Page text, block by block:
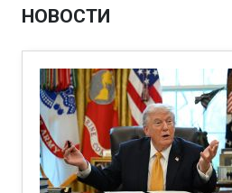
НОВОСТИ